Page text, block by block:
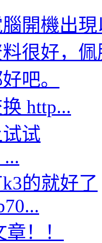
開機出現
很好，佩
吧。
http...
试
...
的就好了
！！